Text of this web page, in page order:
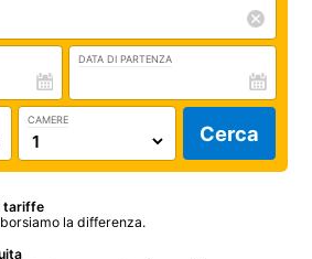
DATA DI PARTENZA
CAMERE
Cerca
tariffe
la differenza.